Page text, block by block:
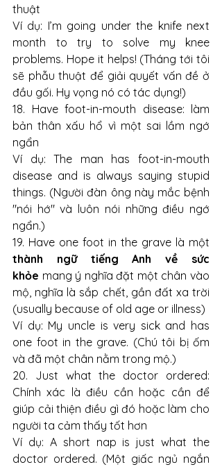
thuật
Ví dụ: I’m going under the knife next
month to try to solve my knee
problems. Hope it helps! (Tháng tới tôi
sẽ phẫu thuật để giải quyết vấn đề ở
đầu gối. Hy vọng nó có tác dụng!)
18. Have foot-in-mouth disease: làm
bản thân xấu hổ vì một sai lầm ngớ
ngẩn
Ví dụ: The man has foot-in-mouth
disease and is always saying stupid
things. (Người đàn ông này mắc bệnh
"nói hớ" và luôn nói những điều ngớ
ngẩn.)
thành ngữ tiếng Anh về sức
khỏe mang ý nghĩa đặt một chân vào
mộ, nghĩa là sắp chết, gần đất xa trời
(usually because of old age or illness)
Ví dụ: My uncle is very sick and has
one foot in the grave. (Chú tôi bị ốm
và đã một chân nằm trong mộ.)
20. Just what the doctor ordered:
Chính xác là điều cần hoặc cần để
giúp cải thiện điều gì đó hoặc làm cho
người ta cảm thấy tốt hơn
Ví dụ: A short nap is just what the
doctor ordered. (Một giấc ngủ ngắn